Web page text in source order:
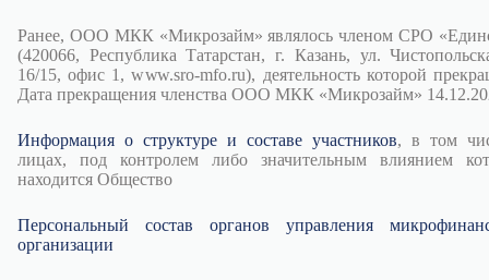
Ранее, ООО МКК «Микрозайм» являлось членом СРО
(420066, Республика Татарстан, г. Казань, ул.
16/15, офис 1, www.sro-mfo.ru), деятельность которой
Дата прекращения членства ООО МКК «Микрозайм»
Информация о структуре и составе участников, в том
лицах, под контролем либо значительным влиянием
находится Общество
Персональный состав органов управления
организации